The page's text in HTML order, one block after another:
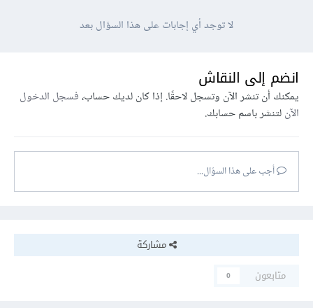
لا توجد أي إجابات على هذا السؤال بعد
انضم إلى النقاش
يمكنك أن تنشر الآن وتسجل لاحقًا. إذا كان لديك حساب،فسجل الدخول
الآنلتنشر باسم حسابك.
أجب على هذا السؤال...
مشاركة
متابعون
0